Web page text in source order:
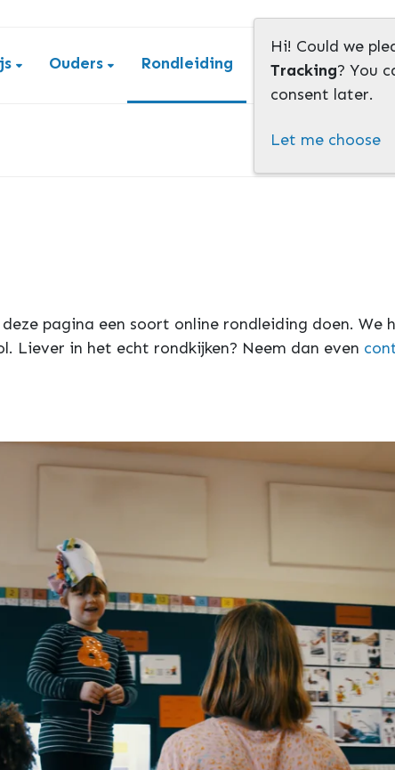
Ouders Rondleiding Contact
pagina een soort online rondleiding doen. We
Liever in het echt rondkijken? Neem dan even
Hi! Could we
Tracking? You
consent later.
Let me choose